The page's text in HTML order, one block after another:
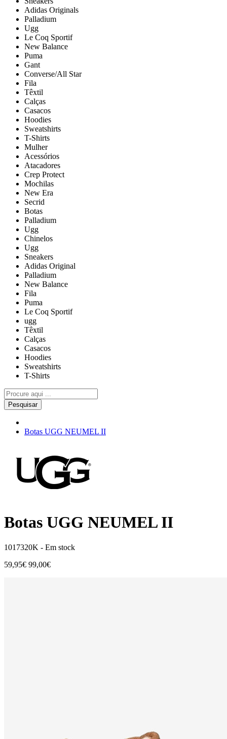
Adidas Originals
Palladium
Ugg
Le Coq Sportif
New Balance
Puma
Gant
Converse/All Star
Fila
Têxtil
Calças
Casacos
Hoodies
Sweatshirts
T-Shirts
Mulher
Acessórios
Atacadores
Crep Protect
Mochilas
New Era
Secrid
Botas
Palladium
Ugg
Chinelos
Ugg
Sneakers
Adidas Original
Palladium
New Balance
Fila
Puma
Le Coq Sportif
ugg
Têxtil
Calças
Casacos
Hoodies
Sweatshirts
T-Shirts
Pesquisar
Botas UGG NEUMEL II
Botas UGG NEUMEL II
1017320K - Em stock
59,95€ 99,00€